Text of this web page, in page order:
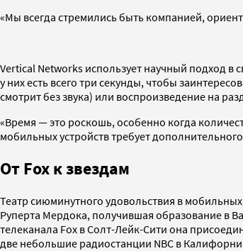
«Мы всегда стремились быть компанией,
Vertical Networks использует научный подход в
у них есть всего три секунды, чтобы
смотрит без звука) или воспроизведение на
«Время — это роскошь, особенно когда
мобильных устройств требует
От Fox к звездам
Театр сиюминутного удовольствия в
Руперта Мердока, получившая образование в
телеканала Fox в Солт-Лейк-Сити она
две небольшие радиостанции NBC в